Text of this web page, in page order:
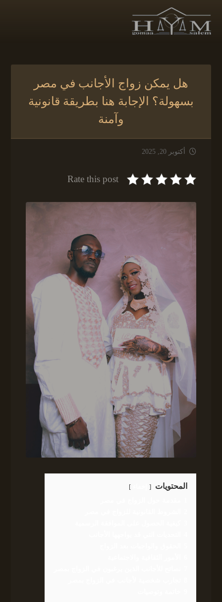
هل يمكن زواج الأجانب في مصر
بسهولة؟ الإجابة هنا بطريقة قانونية
وآمنة
أكتوبر 20, 2025
Rate this post
المحتويات